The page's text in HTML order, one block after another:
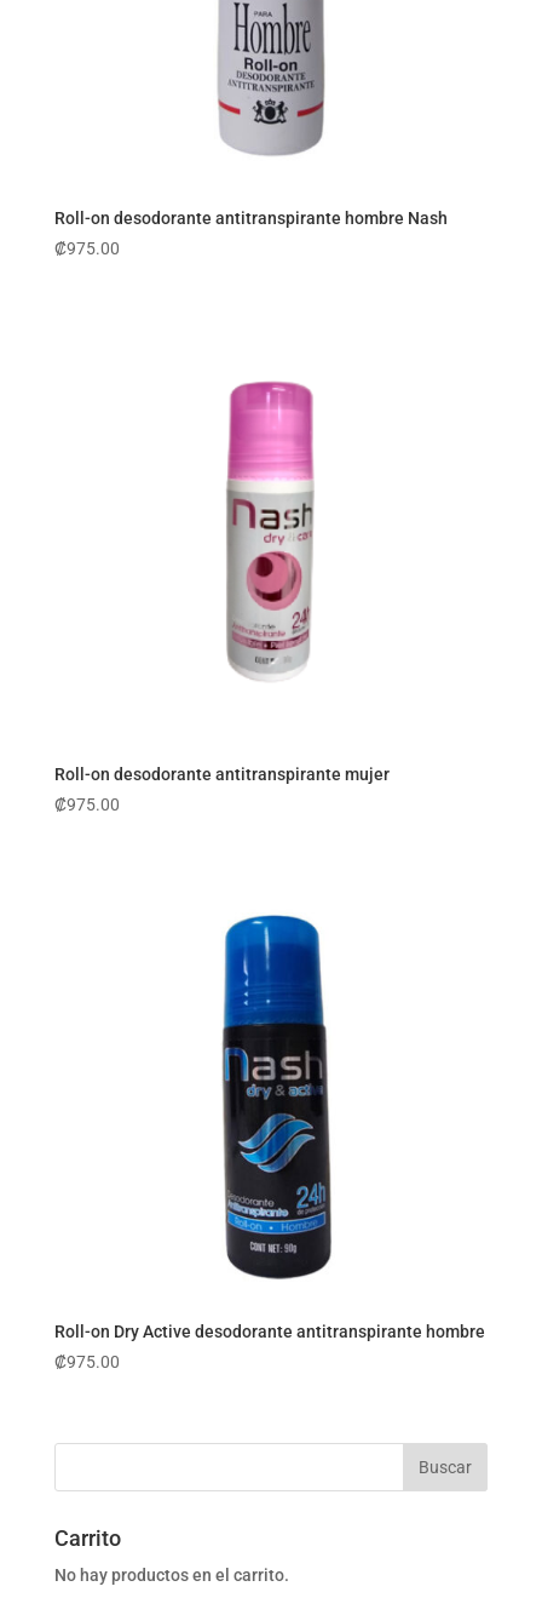
Roll-on desodorante antitranspirante hombre Nash
₡975.00
Roll-on desodorante antitranspirante mujer
₡975.00
Roll-on Dry Active desodorante antitranspirante hombre
₡975.00
Carrito
No hay productos en el carrito.